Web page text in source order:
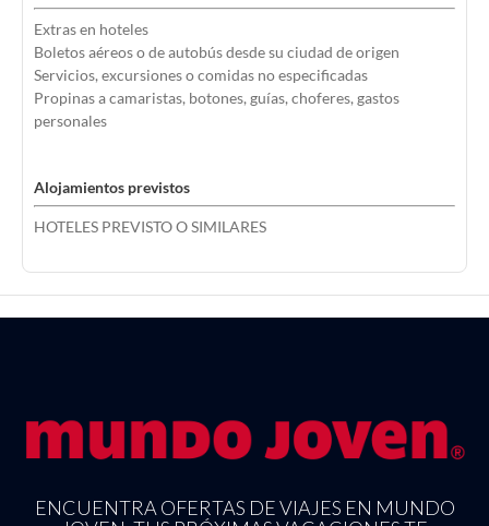
Extras en hoteles
Boletos aéreos o de autobús desde su ciudad de origen
Servicios, excursiones o comidas no especificadas
Propinas a camaristas, botones, guías, choferes, gastos
personales
Alojamientos previstos
HOTELES PREVISTO O SIMILARES
ENCUENTRA OFERTAS DE VIAJES EN MUNDO